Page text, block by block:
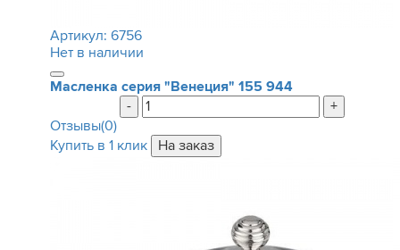
Артикул: 6756
Нет в наличии
Масленка серия "Венеция" 155 944
-
+
Отзывы(0)
Купить в 1 клик